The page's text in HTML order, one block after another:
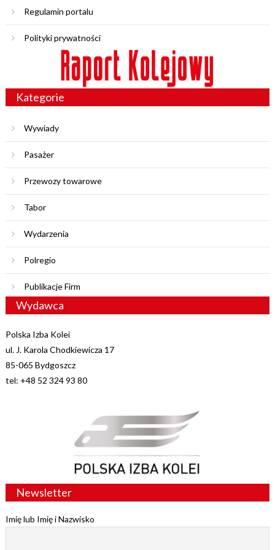
Regulamin portalu
Polityki prywatności
Kategorie
Wywiady
Pasażer
Przewozy towarowe
Tabor
Wydarzenia
Polregio
Publikacje Firm
Wydawca
Polska Izba Kolei
ul. J. Karola Chodkiewicza 17
85-065 Bydgoszcz
tel: +48 52 324 93 80
Newsletter
Imię lub Imię i Nazwisko